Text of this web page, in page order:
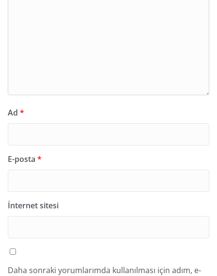
Ad *
E-posta *
İnternet sitesi
Daha sonraki yorumlarımda kullanılması için adım, e-